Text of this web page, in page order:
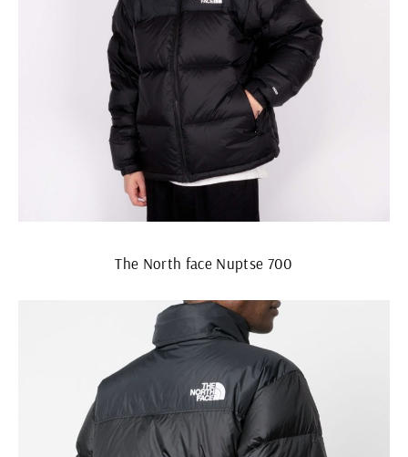
The North face Nuptse 700